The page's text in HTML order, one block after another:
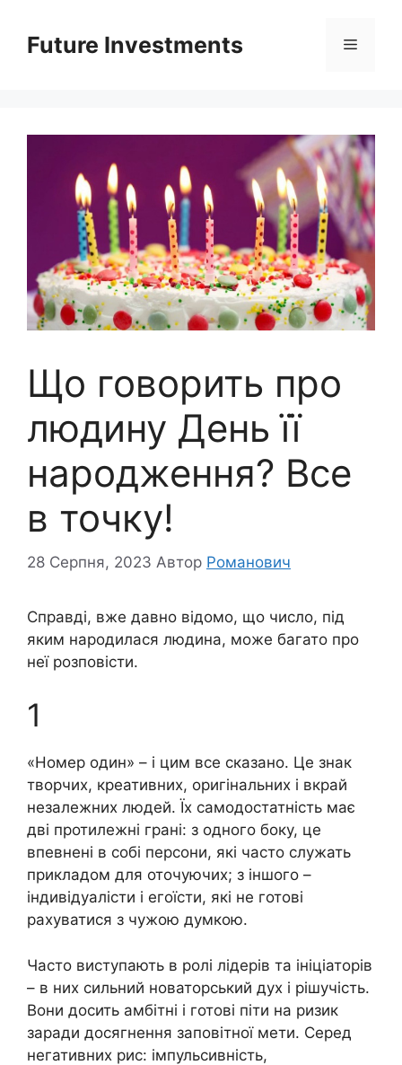
вмістуFuture Investments Меню
Що говорить про
людину День її
народження? Все
в точку!
28 Серпня, 2023 Автор Романович
Справді, вже давно відомо, що число, під
яким народилася людина, може багато про
неї розповісти.
1
«Номер один» – і цим все сказано. Це знак
творчих, креативних, оригінальних і вкрай
незалежних людей. Їх самодостатність має
дві протилежні грані: з одного боку, це
впевнені в собі персони, які часто служать
прикладом для оточуючих; з іншого –
індивідуалісти і егоїсти, які не готові
рахуватися з чужою думкою.
Часто виступають в ролі лідерів та ініціаторів
– в них сильний новаторський дух і рішучість.
Вони досить амбітні і готові піти на ризик
заради досягнення заповітної мети. Серед
негативних рис: імпульсивність,